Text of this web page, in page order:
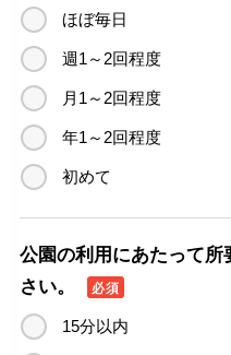
ほぼ毎日
週1～2回程度
月1～2回程度
年1～2回程度
初めて
公園の利用にあたって
さい。
必須
15分以内